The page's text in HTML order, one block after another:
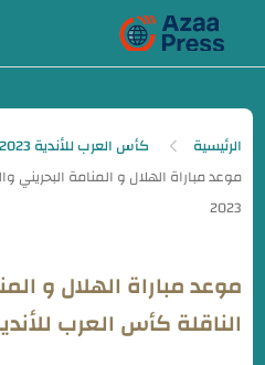
الرئيسية كأس العرب للأندية 2023
موعد مباراة الهلال و
الناقلة كأس العرب للأندية